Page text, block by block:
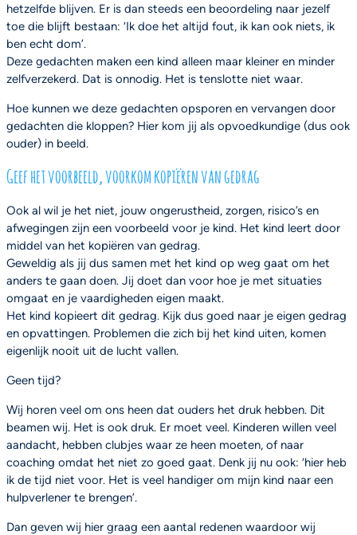
hetzelfde blijven. Er is dan steeds een beoordeling naar jezelf
toe die blijft bestaan: ‘Ik doe het altijd fout, ik kan ook niets, ik
ben echt dom’.
Deze gedachten maken een kind alleen maar kleiner en minder
zelfverzekerd. Dat is onnodig. Het is tenslotte niet waar.
Hoe kunnen we deze gedachten opsporen en vervangen door
gedachten die kloppen? Hier kom jij als opvoedkundige (dus ook
ouder) in beeld.
Geef het voorbeeld, voorkom kopiëren van gedrag
Ook al wil je het niet, jouw ongerustheid, zorgen, risico’s en
afwegingen zijn een voorbeeld voor je kind. Het kind leert door
middel van het kopiëren van gedrag.
Geweldig als jij dus samen met het kind op weg gaat om het
anders te gaan doen. Jij doet dan voor hoe je met situaties
omgaat en je vaardigheden eigen maakt.
Het kind kopieert dit gedrag. Kijk dus goed naar je eigen gedrag
en opvattingen. Problemen die zich bij het kind uiten, komen
eigenlijk nooit uit de lucht vallen.
Geen tijd?
Wij horen veel om ons heen dat ouders het druk hebben. Dit
beamen wij. Het is ook druk. Er moet veel. Kinderen willen veel
aandacht, hebben clubjes waar ze heen moeten, of naar
coaching omdat het niet zo goed gaat. Denk jij nu ook: ‘hier heb
ik de tijd niet voor. Het is veel handiger om mijn kind naar een
hulpverlener te brengen’.
Dan geven wij hier graag een aantal redenen waardoor wij